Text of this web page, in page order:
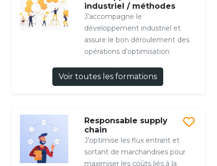
industriel / méthodes
J’accompagne le
développement industriel et
assure le bon déroulement des
opérations d’optimisation
Voir toutes les formations
Responsable supply
chain
J’optimise les flux entrant et
sortant de marchandises pour
maximiser les coûts liés à la